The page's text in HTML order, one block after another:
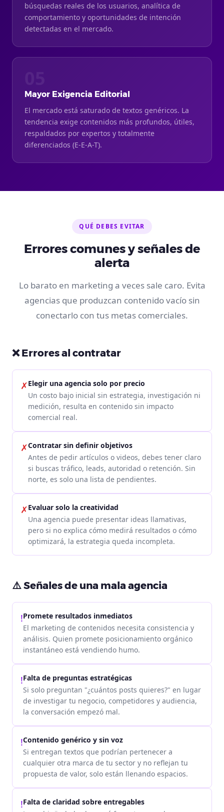
búsquedas reales de los usuarios, analítica de
comportamiento y oportunidades de intención
detectadas en el mercado.
Mayor Exigencia Editorial
El mercado está saturado de textos genéricos. La
tendencia exige contenidos más profundos, útiles,
respaldados por expertos y totalmente
diferenciados (E-E-A-T).
QUÉ DEBES EVITAR
Errores comunes y señales de
alerta
Lo barato en marketing a veces sale caro. Evita
agencias que produzcan contenido vacío sin
conectarlo con tus metas comerciales.
❌ Errores al contratar
✗Elegir una agencia solo por precio
Un costo bajo inicial sin estrategia, investigación ni
medición, resulta en contenido sin impacto
comercial real.
✗Contratar sin definir objetivos
Antes de pedir artículos o videos, debes tener claro
si buscas tráfico, leads, autoridad o retención. Sin
norte, es solo una lista de pendientes.
✗Evaluar solo la creatividad
Una agencia puede presentar ideas llamativas,
pero si no explica cómo medirá resultados o cómo
optimizará, la estrategia queda incompleta.
⚠️ Señales de una mala agencia
!Promete resultados inmediatos
El marketing de contenidos necesita consistencia y
análisis. Quien promete posicionamiento orgánico
instantáneo está vendiendo humo.
!Falta de preguntas estratégicas
Si solo preguntan "¿cuántos posts quieres?" en lugar
de investigar tu negocio, competidores y audiencia,
la conversación empezó mal.
!Contenido genérico y sin voz
Si entregan textos que podrían pertenecer a
cualquier otra marca de tu sector y no reflejan tu
propuesta de valor, solo están llenando espacios.
!Falta de claridad sobre entregables